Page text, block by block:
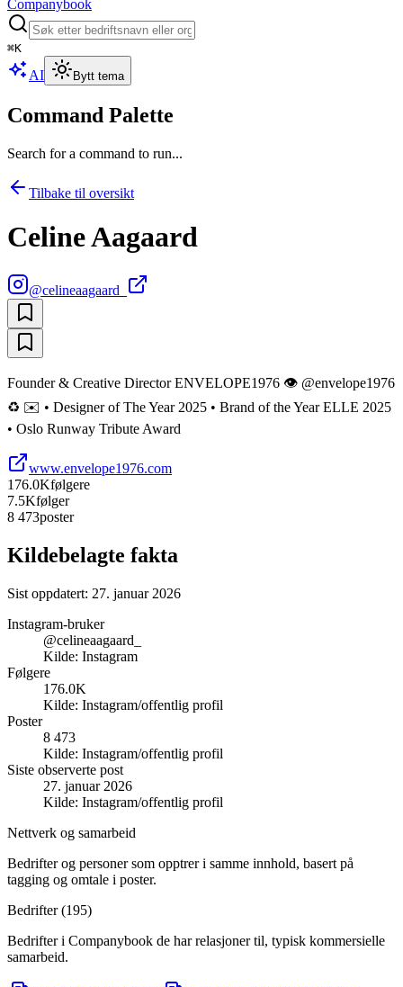
Companybook
⌘K
AI Bytt tema
Command Palette
Search for a command to run...
Tilbake til oversikt
Celine Aagaard
@celineaagaard_
Founder & Creative Director ENVELOPE1976 👁 @envelope1976
♻️ ✉️ • Designer of The Year 2025 • Brand of the Year ELLE 2025
• Oslo Runway Tribute Award
www.envelope1976.com
176.0Kfølgere
7.5Kfølger
8 473poster
Kildebelagte fakta
Sist oppdatert: 27. januar 2026
Instagram-bruker
@celineaagaard_
Kilde: Instagram
Følgere
176.0K
Kilde: Instagram/offentlig profil
Poster
8 473
Kilde: Instagram/offentlig profil
Siste observerte post
27. januar 2026
Kilde: Instagram/offentlig profil
Nettverk og samarbeid
Bedrifter og personer som opptrer i samme innhold, basert på
tagging og omtale i poster.
Bedrifter (195)
Bedrifter i Companybook de har relasjoner til, typisk kommersielle
samarbeid.